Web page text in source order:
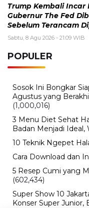
Trump Kembali Incar
Gubernur The Fed
Sebelum Terancam
Sabtu, 8 Agu 2026 - 21:09 WIB
POPULER
Sosok Ini Bongkar
Agustus yang
(1,000,016)
3 Menu Diet Sehat
Badan Menjadi Ideal,
10 Teknik Ngepet
Cara Download dan
5 Resep Cumi yang
(602,434)
Super Show 10
Konser Super Junior,